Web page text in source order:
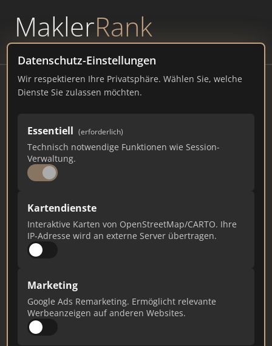
MaklerRank
powered byWAVEPOINT
Datenschutz-Einstellungen
Wir respektieren Ihre Privatsphäre. Wählen Sie, welche
Dienste Sie zulassen möchten.
Essentiell (erforderlich)
Technisch notwendige Funktionen wie Session-
Verwaltung.
Kartendienste
Interaktive Karten von OpenStreetMap/CARTO. Ihre
IP-Adresse wird an externe Server übertragen.
Marketing
Google Ads Remarketing. Ermöglicht relevante
Werbeanzeigen auf anderen Websites.
Bender & Bender Immobilien Gruppe
Altenkirchen
Bahnhofstr. 1, 57610 Altenkirchen
5.401
Gesamtpunkte Städte Top 10 Rankings
Verifizieren Sie Ihr Profil, bearbeiten Sie Ihre
Daten und erhalten Sie monatliche Ranking-
Updates.